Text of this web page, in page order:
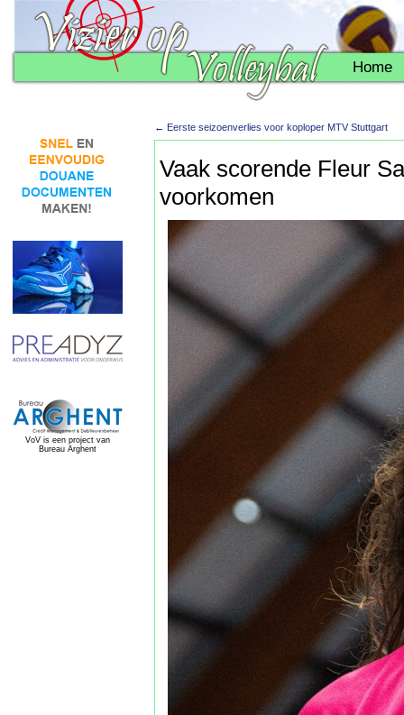
Home
VoV is een project van
Bureau Arghent
← Eerste seizoenverlies voor koploper MTV Stuttgart
Vaak scorende Fleur
voorkomen